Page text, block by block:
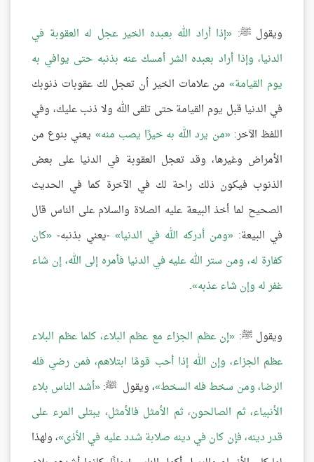
ويقول ﷺ:
إذا أراد الله بعبده الخير عجل له العقوبة في
الدنيا، وإذا أراد بعبده الشر أمسك عنه بذنبه حتى يوافي به
يوم القيامة من علامات الخير أن تعجل لك عقوبات ذنوبك
في الدنيا قبل يوم القيامة حتى تلقى الله ولا ذنب عليك، وفي
اللفظ الآخر: من يرد الله به خيرًا يصب منه يعني بنوع من
الأمراض وغيرها، وقد تعجل العقوبة في الدنيا على بعض
الذنوب فيكون ذلك راحة لك في الآخرة كما في الحديث
الصحيح لما أخذ البيعة عليه الصلاة والسلام على الناس قال
في البيعة:
ومن أدركه الله في الدنيا -يعني بذنبه- كان
كفارة له، ومن ستر الله عليه في الدنيا فأمره إلى الله، إن شاء
غفر له وإن شاء عذبه .
ويقول ﷺ: إن عظم الجزاء مع عظم البلاء، كلما عظم البلاء
عظم الجزاء، وإن الله إذا أحب قومًا ابتلاهم، فمن رضي فله
الرضا، ومن سخط فله السخط ، ويقول ﷺ: أشد الناس بلاء
الأنبياء، ثم الصالحون، ثم الأمثل فالأمثل، يبتلى المرء على
قدر دينه، فإن كان في دينه صلابة شدد عليه في الأذى ، ولهذا